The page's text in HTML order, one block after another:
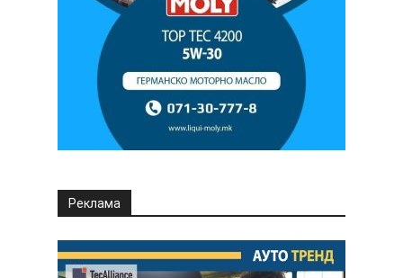
Реклама